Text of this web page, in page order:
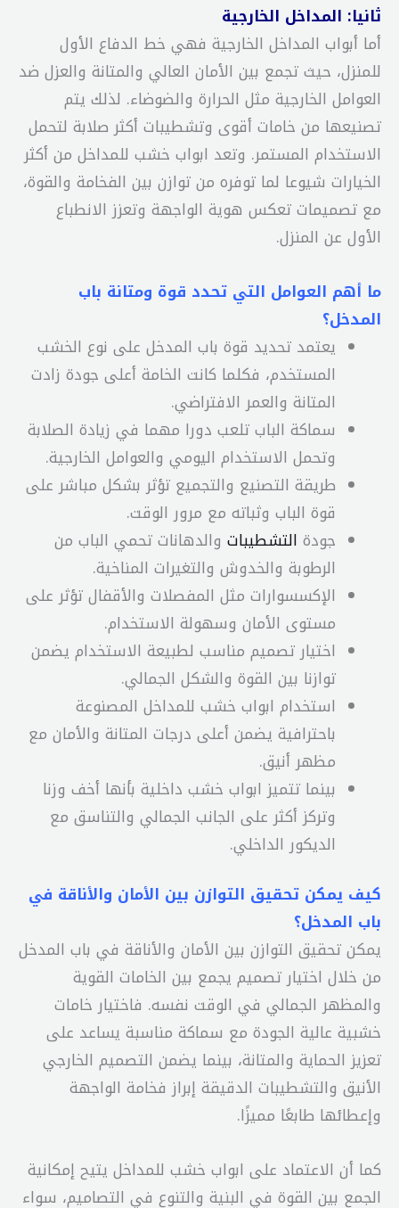
ثانيا: المداخل الخارجية
أما أبواب المداخل الخارجية فهي خط الدفاع الأول
للمنزل، حيث تجمع بين الأمان العالي والمتانة والعزل ضد
العوامل الخارجية مثل الحرارة والضوضاء. لذلك يتم
تصنيعها من خامات أقوى وتشطيبات أكثر صلابة لتحمل
الاستخدام المستمر. وتعد ابواب خشب للمداخل من أكثر
الخيارات شيوعا لما توفره من توازن بين الفخامة والقوة،
مع تصميمات تعكس هوية الواجهة وتعزز الانطباع
الأول عن المنزل.
ما أهم العوامل التي تحدد قوة ومتانة باب
المدخل؟
يعتمد تحديد قوة باب المدخل على نوع الخشب
المستخدم، فكلما كانت الخامة أعلى جودة زادت
المتانة والعمر الافتراضي.
سماكة الباب تلعب دورا مهما في زيادة الصلابة
وتحمل الاستخدام اليومي والعوامل الخارجية.
طريقة التصنيع والتجميع تؤثر بشكل مباشر على
قوة الباب وثباته مع مرور الوقت.
جودة التشطيبات والدهانات تحمي الباب من
الرطوبة والخدوش والتغيرات المناخية.
الإكسسوارات مثل المفصلات والأقفال تؤثر على
مستوى الأمان وسهولة الاستخدام.
اختيار تصميم مناسب لطبيعة الاستخدام يضمن
توازنا بين القوة والشكل الجمالي.
استخدام ابواب خشب للمداخل المصنوعة
باحترافية يضمن أعلى درجات المتانة والأمان مع
مظهر أنيق.
بينما تتميز ابواب خشب داخلية بأنها أخف وزنا
وتركز أكثر على الجانب الجمالي والتناسق مع
الديكور الداخلي.
كيف يمكن تحقيق التوازن بين الأمان والأناقة في
باب المدخل؟
يمكن تحقيق التوازن بين الأمان والأناقة في باب المدخل
من خلال اختيار تصميم يجمع بين الخامات القوية
والمظهر الجمالي في الوقت نفسه. فاختيار خامات
خشبية عالية الجودة مع سماكة مناسبة يساعد على
تعزيز الحماية والمتانة، بينما يضمن التصميم الخارجي
الأنيق والتشطيبات الدقيقة إبراز فخامة الواجهة
وإعطائها طابعًا مميزًا.
كما أن الاعتماد على ابواب خشب للمداخل يتيح إمكانية
الجمع بين القوة في البنية والتنوع في التصاميم، سواء